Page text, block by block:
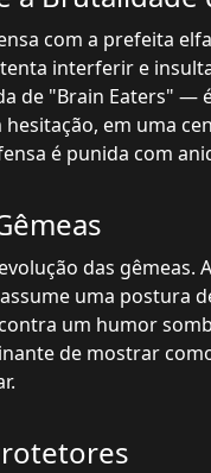
com a prefeita
interferir e
de "Brain Eaters" —
em uma
é punida com
das gêmeas.
uma postura
um humor
de mostrar